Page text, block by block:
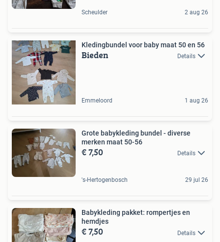
Scheulder 2 aug 26
Kledingbundel voor baby maat 50 en 56
Bieden Details
Emmeloord 1 aug 26
Grote babykleding bundel - diverse
merken maat 50-56
€ 7,50 Details
's-Hertogenbosch 29 jul 26
Babykleding pakket: rompertjes en
hemdjes
€ 7,50 Details